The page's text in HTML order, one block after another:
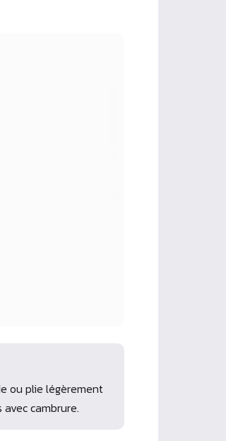
ou plie légèrement
cambrure.